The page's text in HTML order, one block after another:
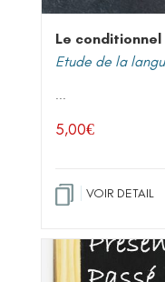
Le conditionnel
Etude de la
...
5,00€
VOIR DETAIL